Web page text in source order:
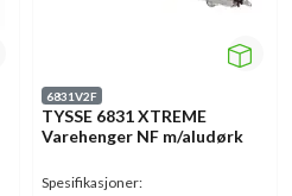
6831V2F
TYSSE 6831 XTREME
Varehenger NF m/aludørk
Spesifikasjoner: